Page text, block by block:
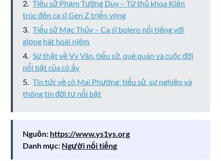
Tiểu sử Phạm Tường Duy – Từ thủ khoa Kiến
trúc đến ca sĩ Gen Z triển vọng
Tiểu sử Mạc Thủy – Ca sĩ bolero nổi tiếng với
giọng hát hoài niệm
Sự thật về Vy Vân, tiểu sử, quê quán và cuộc đời
nổi bật của cô ấy
Tin tức về cô Mai Phương: tiểu sử, sự nghiệp và
thông tin đời tư nổi bật
Nguồn: https://www.ys1ys.org
Danh mục: Người nổi tiếng